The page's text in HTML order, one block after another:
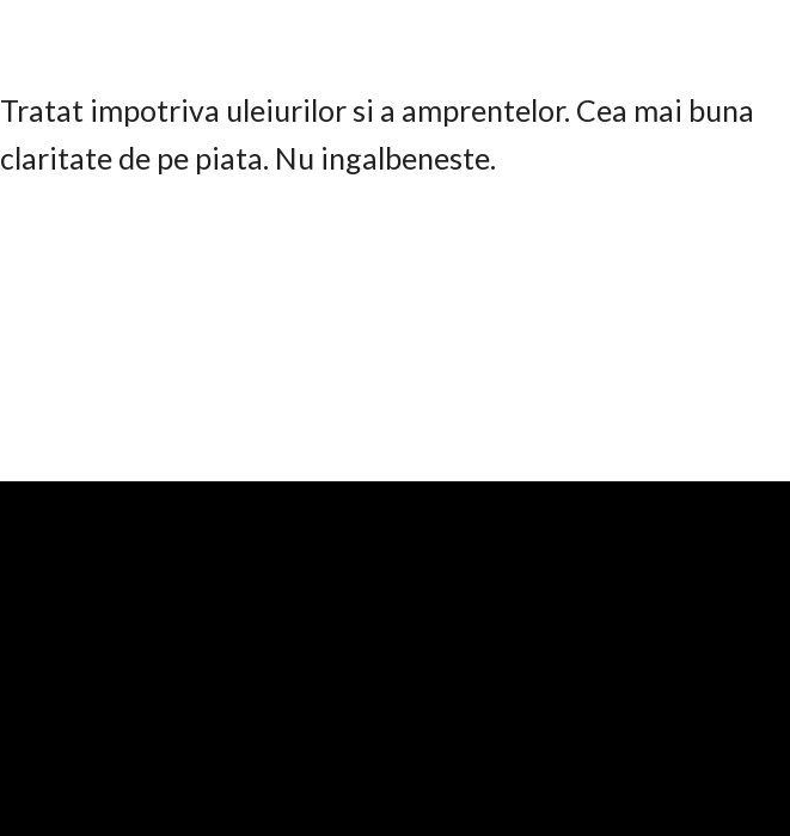
Tratat impotriva uleiurilor si a amprentelor. Cea mai buna
claritate de pe piata. Nu ingalbeneste.